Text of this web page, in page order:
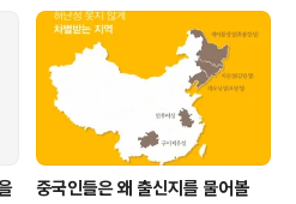
. 기록적인 늦장마
결혼식에 참석한
딸의 결혼식에 참
중국인들은 왜 출신지를 물어볼